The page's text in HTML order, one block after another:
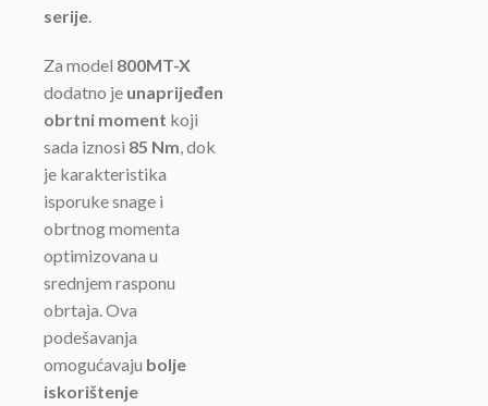
serije
Za model 800MT-X
dodatno je unaprijeđen
obrtni moment koji
sada iznosi 85 Nm , dok
je karakteristika
isporuke snage i
obrtnog momenta
optimizovana u
srednjem rasponu
obrtaja. Ova
podešavanja
omogućavaju bolje
iskorištenje